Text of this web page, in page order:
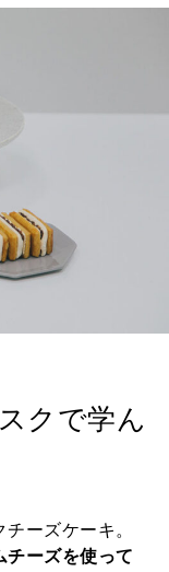
クで学ん
ーズケーキ。
チーズを使って